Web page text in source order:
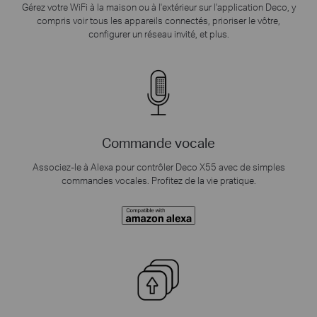
Gérez votre WiFi à la maison ou à l'extérieur sur l'application Deco, y
compris voir tous les appareils connectés, prioriser le vôtre,
configurer un réseau invité, et plus.
Commande vocale
Associez-le à Alexa pour contrôler Deco X55 avec de simples
commandes vocales. Profitez de la vie pratique.